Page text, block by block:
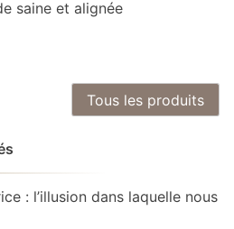
saine et alignée
Tous les produits
: l’illusion dans laquelle nous